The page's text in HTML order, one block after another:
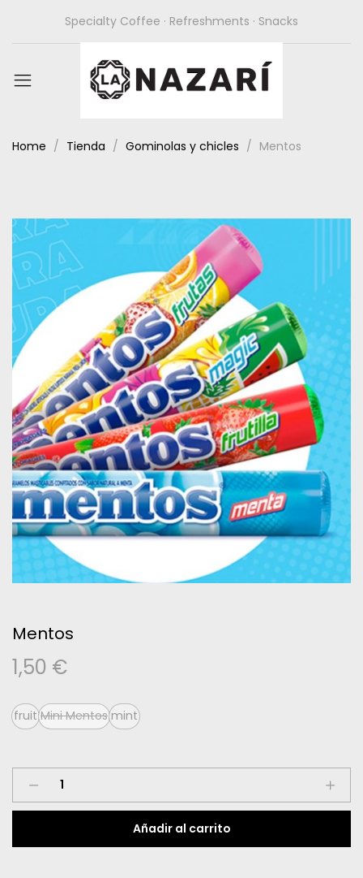
Specialty Coffee · Refreshments · Snacks
Home Tienda Gominolas y chicles Mentos
Mentos
1,50 €
fruit Mini Mentos mint
Mentos
Añadir al carrito